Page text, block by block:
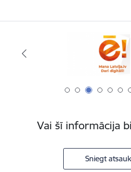
Vai šī informācija
Sniegt